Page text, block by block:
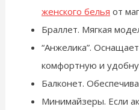
женского белья от
Браллет. Мягкая
“Анжелика”.
комфортную и
Балконет.
Минимайзеры. Если